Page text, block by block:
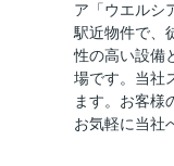
ア「ウエルシ
駅近物件で、
性の高い設備
場です。当社
ます。お客様
お気軽に当社